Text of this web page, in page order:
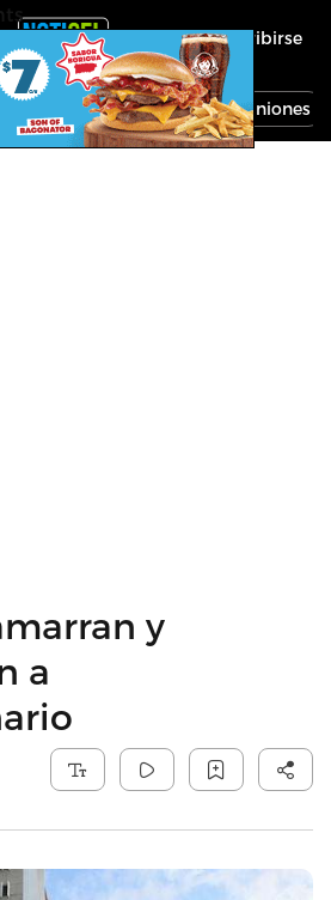
Inscribirse
Noticias Economía Opiniones
y
a